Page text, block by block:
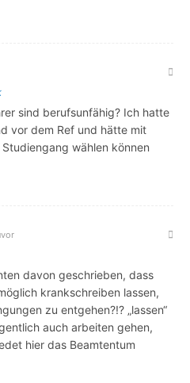
sind berufsunfähig? Ich hatte
vor dem Ref und hätte mit
wählen können
davon geschrieben, dass
krankschreiben lassen,
zu entgehen?!? „lassen“
auch arbeiten gehen,
hier das Beamtentum